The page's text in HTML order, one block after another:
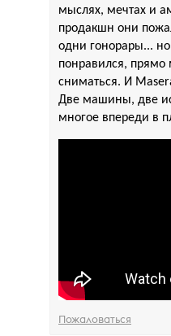
мыслях, мечтах и
продакшн они
одни гонорары...
понравился, прямо
сниматься. И
Две машины, две
многое впереди в
Пожаловаться